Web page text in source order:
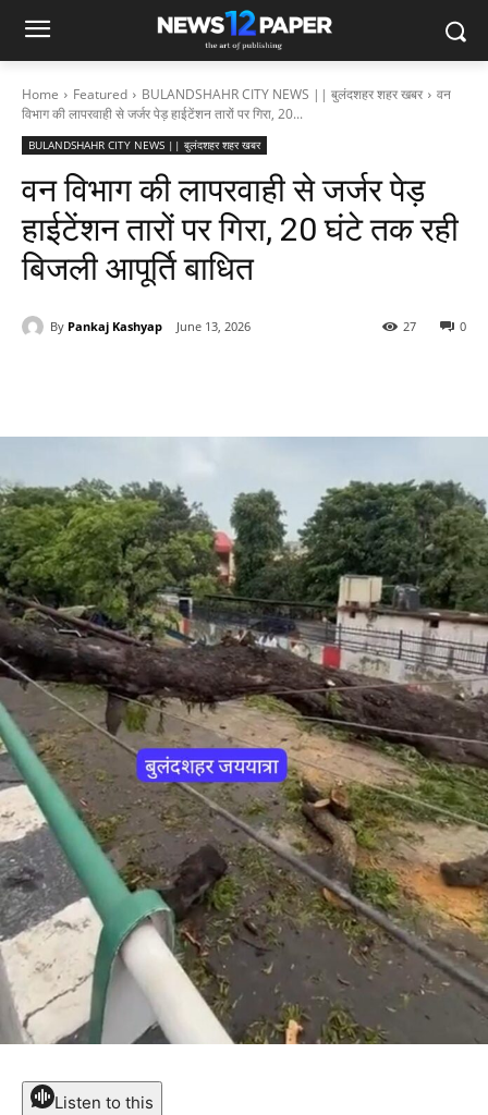
Home Featured BULANDSHAHR CITY NEWS || बुलंदशहर शहर खबर
वन
विभाग की लापरवाही से जर्जर पेड़ हाईटेंशन तारों पर गिरा, 20...
BULANDSHAHR CITY NEWS || बुलंदशहर शहर खबर
वन विभाग की लापरवाही से जर्जर पेड़
हाईटेंशन तारों पर गिरा, 20 घंटे तक रही
बिजली आपूर्ति बाधित
By Pankaj Kashyap June 13, 2026 0
27
Listen to this